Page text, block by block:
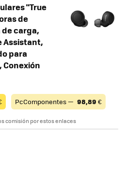
"True
de
carga,
Assistant,
para
PcComponentes — 98,89 €
comisión por estos enlaces